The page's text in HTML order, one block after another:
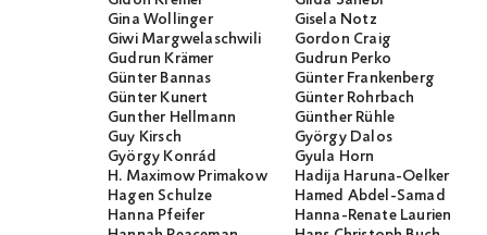
Gina Wollinger
Gisela Notz
Giwi Margwelaschwili
Gordon Craig
Gudrun Krämer
Gudrun Perko
Günter Bannas
Günter Frankenberg
Günter Kunert
Günter Rohrbach
Gunther Hellmann
Günther Rühle
Guy Kirsch
György Dalos
György Konrád
Gyula Horn
H. Maximow Primakow
Hadija Haruna-Oelker
Hagen Schulze
Hamed Abdel-Samad
Hanna Pfeifer
Hanna-Renate Laurien